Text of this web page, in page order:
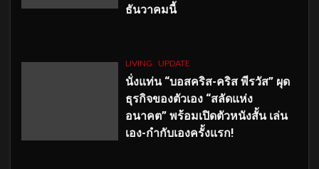
ธันวาคมนี้
LIVING UPDATE
นั่งแท่น “บอสคริส-คริส พีรวัส” ผุด
ธุรกิจของตัวเอง “สลัดแห่ง
อนาคต” พร้อมเปิดตัวหนังสั้น เล่น
เอง-กำกับเองครั้งแรก!